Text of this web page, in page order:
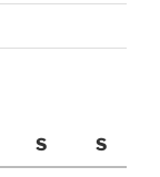
S S